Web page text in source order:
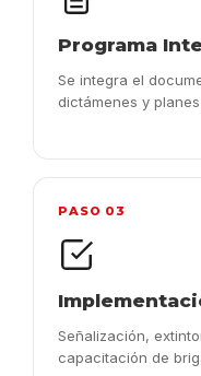
Programa
Se integra el
dictámenes y
PASO 03
Señalización,
capacitación de